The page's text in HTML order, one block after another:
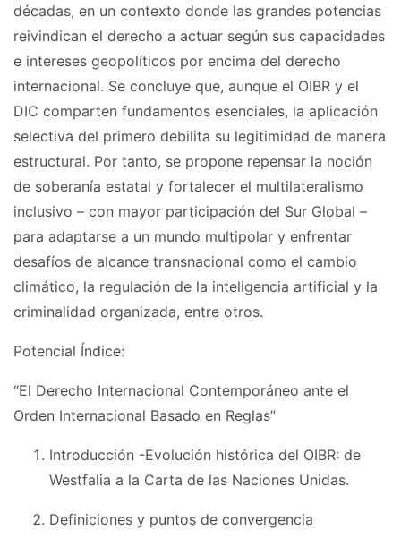
décadas, en un contexto donde las grandes potencias
reivindican el derecho a actuar según sus capacidades
e intereses geopolíticos por encima del derecho
internacional. Se concluye que, aunque el OIBR y el
DIC comparten fundamentos esenciales, la aplicación
selectiva del primero debilita su legitimidad de manera
estructural. Por tanto, se propone repensar la noción
de soberanía estatal y fortalecer el multilateralismo
inclusivo – con mayor participación del Sur Global –
para adaptarse a un mundo multipolar y enfrentar
desafíos de alcance transnacional como el cambio
climático, la regulación de la inteligencia artificial y la
criminalidad organizada, entre otros.
Potencial Índice:
“El Derecho Internacional Contemporáneo ante el
Orden Internacional Basado en Reglas”
Introducción -Evolución histórica del OIBR: de
Westfalia a la Carta de las Naciones Unidas.
Definiciones y puntos de convergencia